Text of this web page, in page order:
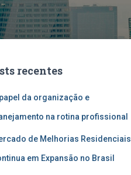
recentes
da organização e
na rotina profissional
de Melhorias Residenciais
em Expansão no Brasil